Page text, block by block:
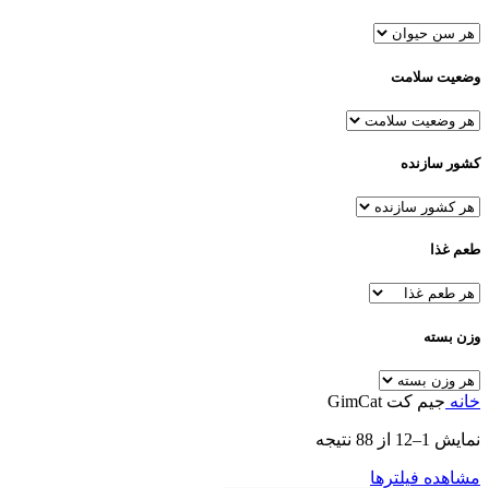
وضعیت سلامت
کشور سازنده
طعم غذا
وزن بسته
خانه جیم کت GimCat
نمایش 1–12 از 88 نتیجه
مشاهده فیلترها